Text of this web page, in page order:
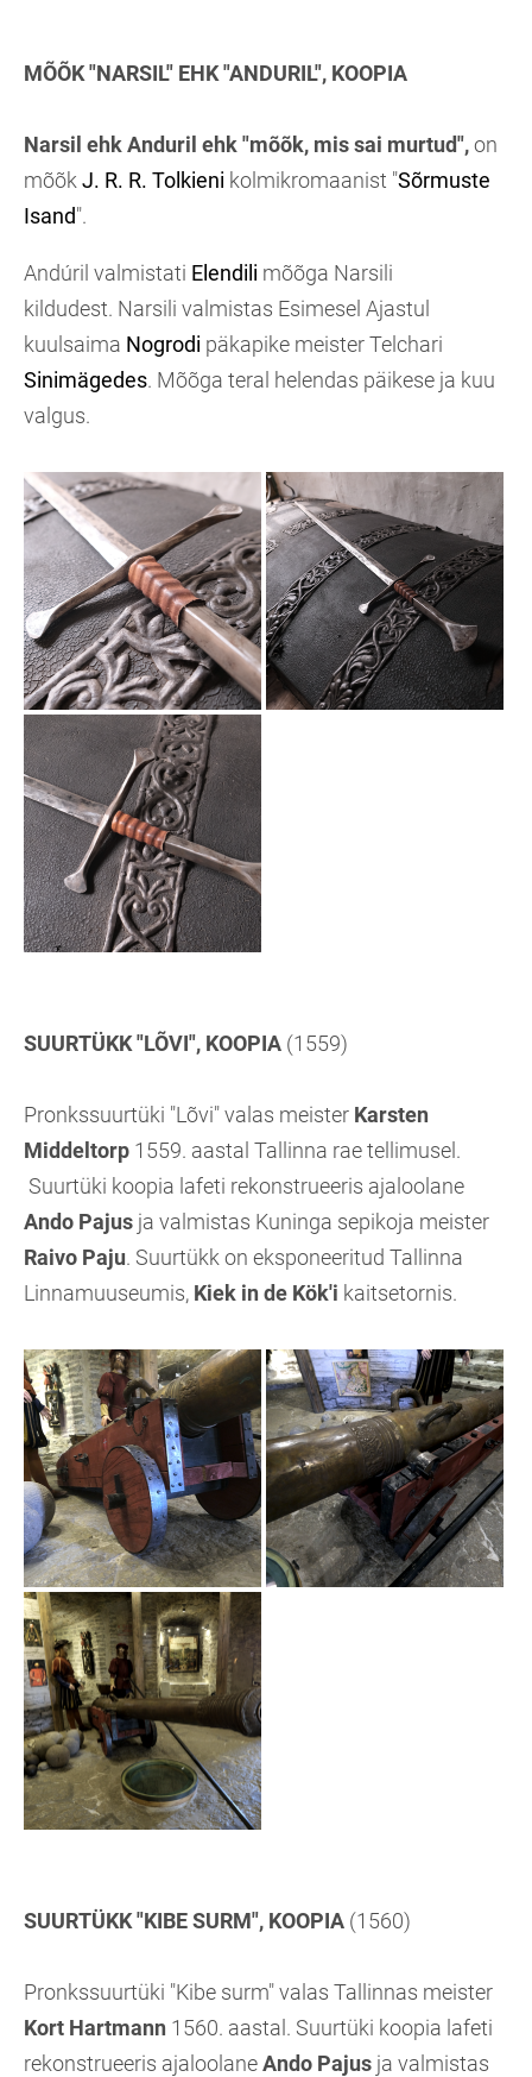
MÕÕK "NARSIL" EHK "ANDURIL", KOOPIA
Narsil ehk Anduril ehk "mõõk, mis sai murtud",on
mõõk J. R. R. Tolkieni kolmikromaanist "Sõrmuste
Isand".
Andúril valmistati Elendili mõõga Narsili
kildudest. Narsili valmistas Esimesel Ajastul
kuulsaima Nogrodi päkapike meister Telchari
Sinimägedes. Mõõga teral helendas päikese ja kuu
valgus.
SUURTÜKK "LÕVI", KOOPIA (1559)
Pronkssuurtüki "Lõvi" valas meister Karsten
Middeltorp 1559. aastal Tallinna rae tellimusel.
Suurtüki koopia lafeti rekonstrueeris ajaloolane
Ando Pajus ja valmistas Kuninga sepikoja meister
Raivo Paju. Suurtükk on eksponeeritud Tallinna
Linnamuuseumis, Kiek in de Kök'i kaitsetornis.
SUURTÜKK "KIBE SURM", KOOPIA (1560)
Pronkssuurtüki "Kibe surm" valas Tallinnas meister
Kort Hartmann 1560. aastal. Suurtüki koopia lafeti
rekonstrueeris ajaloolaneAndo Pajus ja valmistas